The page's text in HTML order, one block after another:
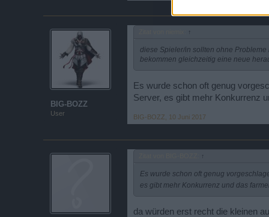
BIG-BOZZ
User
↑
diese Spieler/in sollten ohne
bekommen gleichzeitig eine neue
Es wurde schon oft genug
Server, es gibt mehr Konkurrenz
BIG-BOZZ 10 Juni 2017
↑
Es wurde schon oft genug
es gibt mehr Konkurrenz und das
da würden erst recht die kleinen